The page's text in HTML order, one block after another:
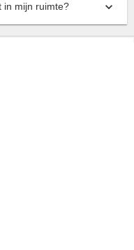
in mijn ruimte?